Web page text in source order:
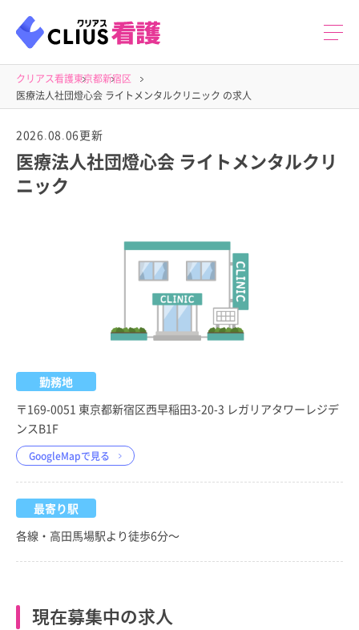
クリアス看護東京都新宿区
医療法人社団燈心会 ライトメンタルクリニック の求人
2026.08.06更新
医療法人社団燈心会 ライトメンタルクリ
ニック
勤務地
〒169-0051 東京都新宿区西早稲田3-20-3 レガリアタワーレジデ
ンスB1F
GoogleMapで見る
最寄り駅
各線・高田馬場駅より徒歩6分～
現在募集中の求人